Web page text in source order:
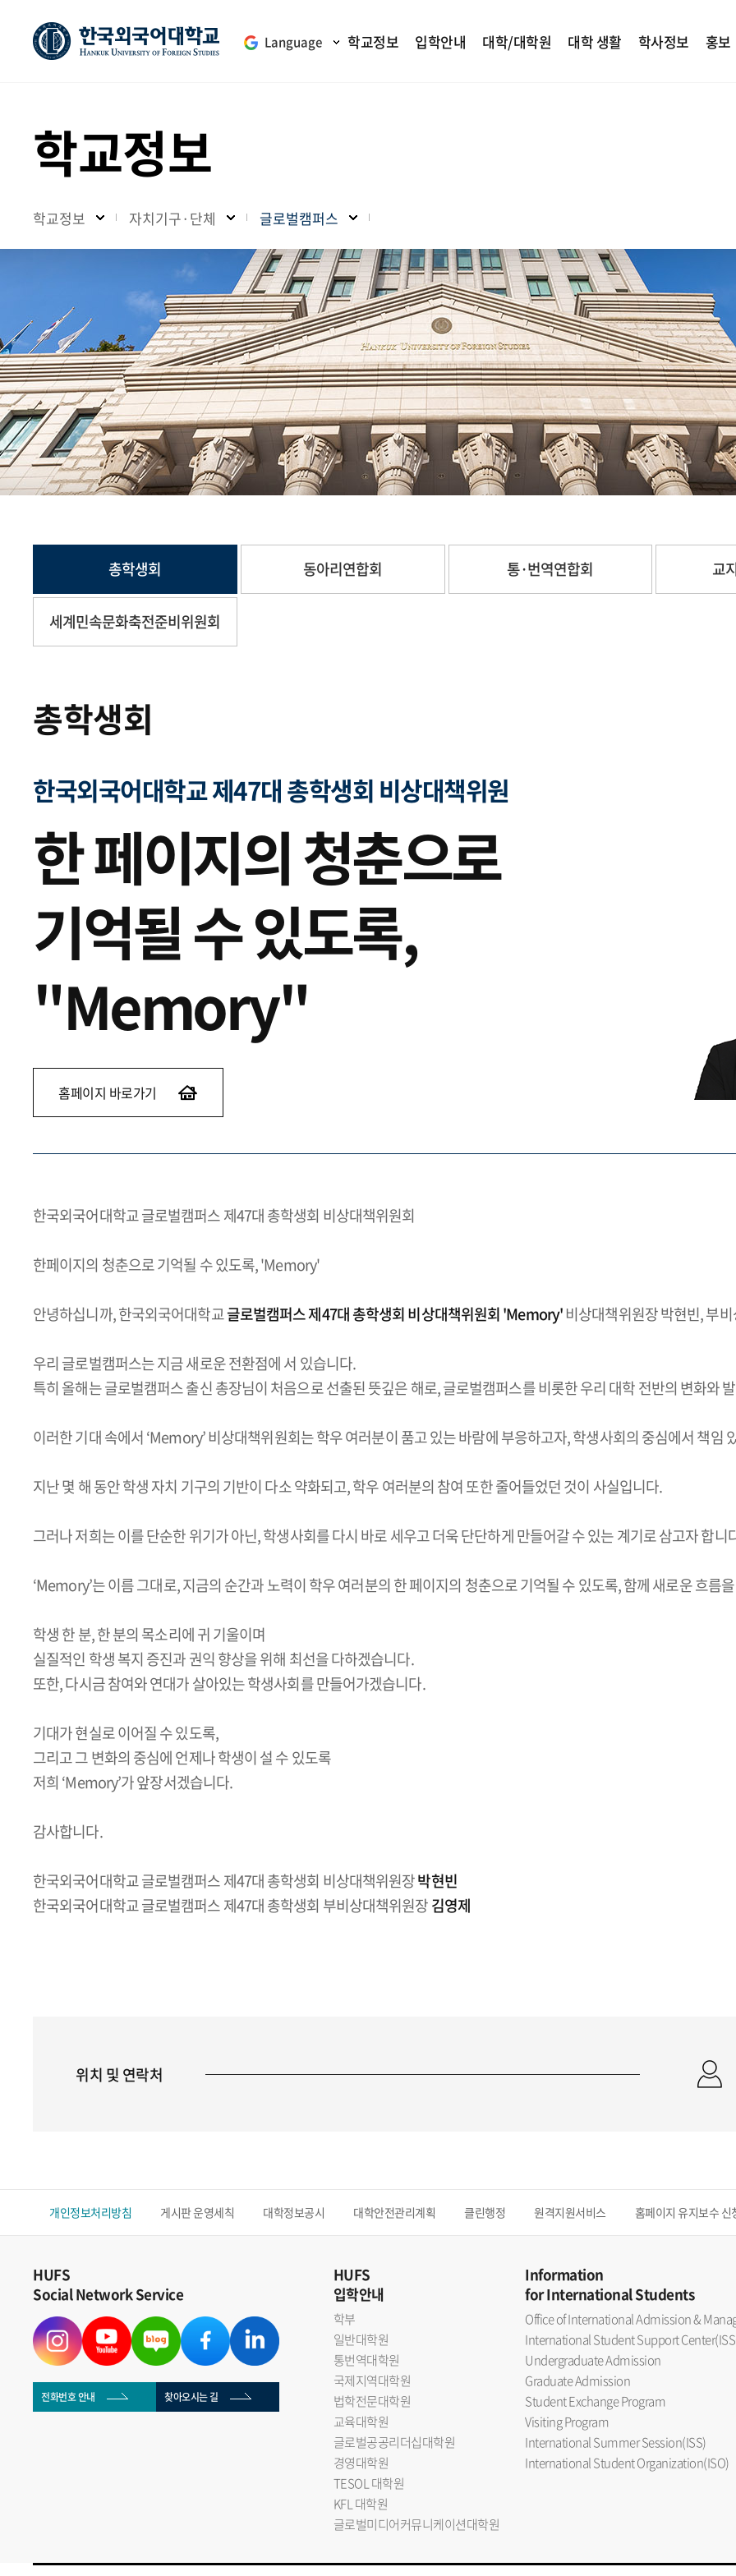
Language 학교정보 입학안내 대학/대학원 대학 생활 학사정보 홍보
학교정보
학교정보 자치기구·단체 글로벌캠퍼스
총학생회 동아리연합회 통·번역연합회 교
세계민속문화축전준비위원회
총학생회
한국외국어대학교 제47대 총학생회 비상대책위원
한 페이지의 청춘으로
기억될 수 있도록,
"Memory"
홈페이지 바로가기
한국외국어대학교 글로벌캠퍼스 제47대 총학생회 비상대책위원회
한페이지의 청춘으로 기억될 수 있도록, 'Memory'
안녕하십니까, 한국외국어대학교글로벌캠퍼스 제47대 총학생회 비상대책위원회 'Memory'비상대책위원장 박현빈, 부
우리 글로벌캠퍼스는 지금 새로운 전환점에 서 있습니다.
특히 올해는 글로벌캠퍼스 출신 총장님이 처음으로 선출된 뜻깊은 해로, 글로벌캠퍼스를 비롯한 우리 대학 전반의 변화와
이러한 기대 속에서 ‘Memory’ 비상대책위원회는 학우 여러분이 품고 있는 바람에 부응하고자, 학생사회의 중심에서 책임
지난 몇 해 동안 학생 자치 기구의 기반이 다소 약화되고, 학우 여러분의 참여 또한 줄어들었던 것이 사실입니다.
그러나 저희는 이를 단순한 위기가 아닌, 학생사회를 다시 바로 세우고 더욱 단단하게 만들어갈 수 있는 계기로 삼고자 합니
‘Memory’는 이름 그대로, 지금의 순간과 노력이 학우 여러분의 한 페이지의 청춘으로 기억될 수 있도록, 함께 새로운 흐름
학생 한 분, 한 분의 목소리에 귀 기울이며
실질적인 학생 복지 증진과 권익 향상을 위해 최선을 다하겠습니다.
또한, 다시금 참여와 연대가 살아있는 학생사회를 만들어가겠습니다.
기대가 현실로 이어질 수 있도록,
그리고 그 변화의 중심에 언제나 학생이 설 수 있도록
저희 ‘Memory’가 앞장서겠습니다.
감사합니다.
한국외국어대학교 글로벌캠퍼스 제47대 총학생회 비상대책위원장박현빈
한국외국어대학교 글로벌캠퍼스 제47대 총학생회 부비상대책위원장김영제
위치 및 연락처
개인정보처리방침 게시판 운영세칙 대학정보공시 대학안전관리계획 클린행정 원격지원서비스 홈페이지 유지보수 신
HUFS
Social Network Service
전화번호 안내 찾아오시는 길
HUFS
입학안내
학부
일반대학원
통번역대학원
국제지역대학원
법학전문대학원
교육대학원
글로벌공공리더십대학원
경영대학원
TESOL 대학원
KFL 대학원
글로벌미디어커뮤니케이션대학원
Information
for International Students
Office of International Admission &
International Student Support
Undergraduate Admission
Graduate Admission
Student Exchange Program
Visiting Program
International Summer Session(ISS)
International Student Organization(ISO)